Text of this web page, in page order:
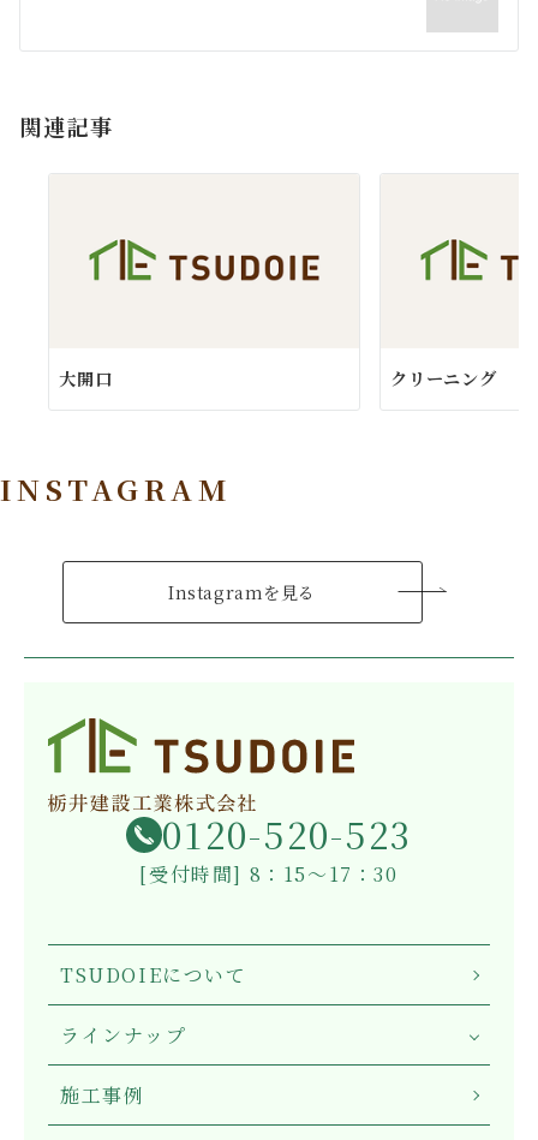
シ
ン
関連記事
大開口 クリーニング
INSTAGRAM
Instagramを見る
0120-520-523
[受付時間] 8：15～17：30
TSUDOIEについて
ラインナップ
施工事例